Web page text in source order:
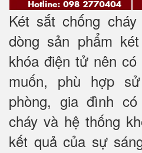
Két sắt chống
dòng sản phẩm
khóa điện tử nên
muốn, phù hợp
phòng, gia đình
cháy và hệ thống
kết quả của sự